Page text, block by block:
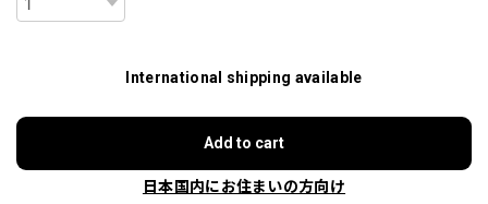
International shipping available
Add to cart
日本国内にお住まいの方向け